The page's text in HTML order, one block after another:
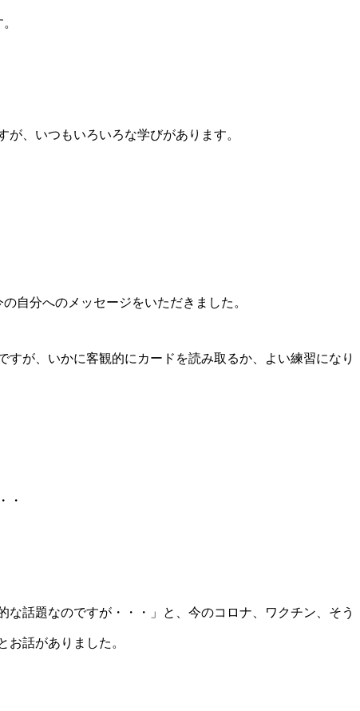
、いつもいろいろな学びがあります。
自分へのメッセージをいただきました。
すが、いかに客観的にカードを読み取るか、よい練習になり
・
な話題なのですが・・・」と、今のコロナ、ワクチン、そう
お話がありました。